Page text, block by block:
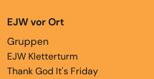
EJW vor Ort
Gruppen
EJW Kletterturm
Thank God It's Friday